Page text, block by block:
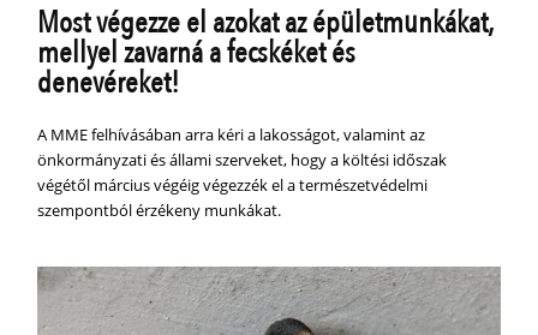
Most végezze el azokat az épületmunkákat,
mellyel zavarná a fecskéket és
denevéreket!
A MME felhívásában arra kéri a lakosságot, valamint az
önkormányzati és állami szerveket, hogy a költési időszak
végétől március végéig végezzék el a természetvédelmi
szempontból érzékeny munkákat.